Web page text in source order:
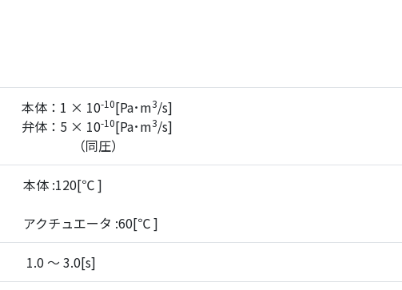
本体：1 × 10-10[Pa･m3/s]
弁体：5 × 10-10[Pa･m3/s]
（同圧）
本体 :120[℃ ]
アクチュエータ :60[℃ ]
1.0 ～ 3.0[s]